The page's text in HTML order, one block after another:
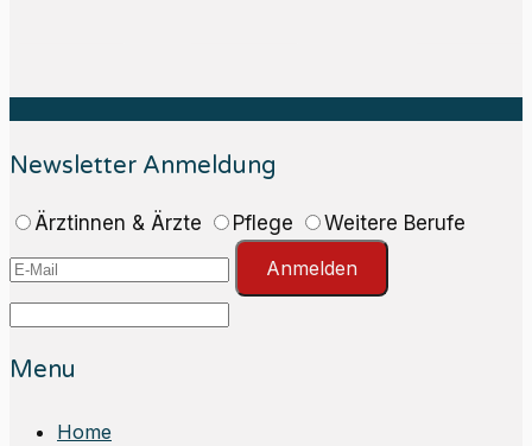
Newsletter Anmeldung
Ärztinnen & Ärzte Pflege
Weitere Berufe
Anmelden
Menu
Home